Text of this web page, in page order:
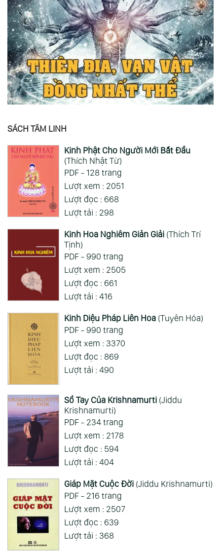
SÁCH TÂM LINH
Kinh Phật Cho Người Mới Bắt Đầu
(Thích Nhật Từ)
PDF - 128 trang
Lượt xem : 2051
Lượt đọc : 668
Lượt tải : 298
Kinh Hoa Nghiêm Giản Giải(Thích Trí
Tịnh)
PDF - 990 trang
Lượt xem : 2505
Lượt đọc : 661
Lượt tải : 416
Kinh Diệu Pháp Liên Hoa(Tuyên Hóa)
PDF - 990 trang
Lượt xem : 3370
Lượt đọc : 869
Lượt tải : 490
Sổ Tay Của Krishnamurti(Jiddu
Krishnamurti)
PDF - 234 trang
Lượt xem : 2178
Lượt đọc : 594
Lượt tải : 404
Giáp Mặt Cuộc Đời(Jiddu Krishnamurti)
PDF - 216 trang
Lượt xem : 2507
Lượt đọc : 639
Lượt tải : 368